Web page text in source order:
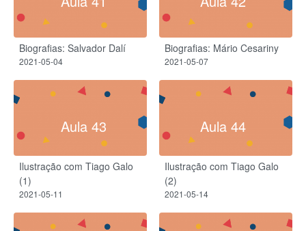
Biografias: Salvador Dalí
2021-05-04
Biografias: Mário Cesariny
2021-05-07
Aula 43
Ilustração com Tiago Galo
(1)
2021-05-11
Aula 44
Ilustração com Tiago Galo
(2)
2021-05-14